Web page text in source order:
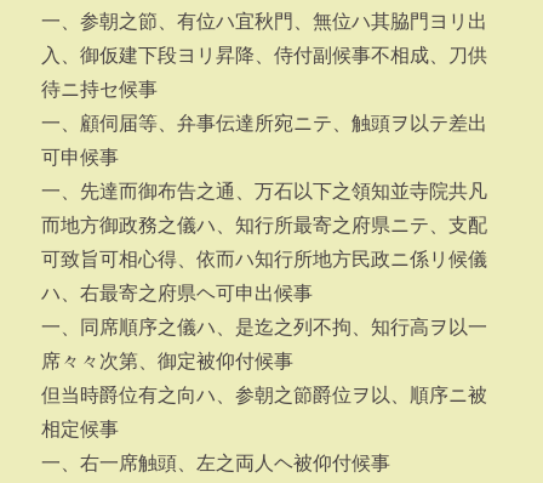
一、参朝之節、有位ハ宜秋門、無位ハ其脇門ヨリ出
入、御仮建下段ヨリ昇降、侍付副候事不相成、刀供
待ニ持セ候事
一、顧伺届等、弁事伝達所宛ニテ、触頭ヲ以テ差出
可申候事
一、先達而御布告之通、万石以下之領知並寺院共凡
而地方御政務之儀ハ、知行所最寄之府県ニテ、支配
可致旨可相心得、依而ハ知行所地方民政ニ係リ候儀
ハ、右最寄之府県ヘ可申出候事
一、同席順序之儀ハ、是迄之列不拘、知行高ヲ以一
席々々次第、御定被仰付候事
但当時爵位有之向ハ、参朝之節爵位ヲ以、順序ニ被
相定候事
一、右一席触頭、左之両人ヘ被仰付候事